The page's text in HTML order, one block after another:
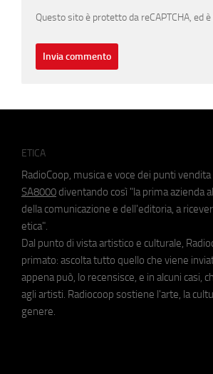
Questo sito è protetto da reCAPTCHA, ed
ETICA
RadioCoop, musica e voce dei punti
SA8000 diventando così "la prima azienda
della comunicazione e dell'editoria, a
etica".
Dal punto di vista artistico e culturale,
primato: ascolta tutto quello che viene
appena può, lo recensisce, e in alcuni casi,
agli artisti. Radiocoop sostiene l'arte, la
genere.